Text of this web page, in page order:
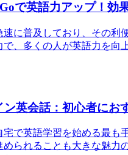
で英語力アップ！効
に普及しており、その利
、多くの人が英語力を向
英会話：初心者にお
で英語学習を始める最も
られることも大きな魅